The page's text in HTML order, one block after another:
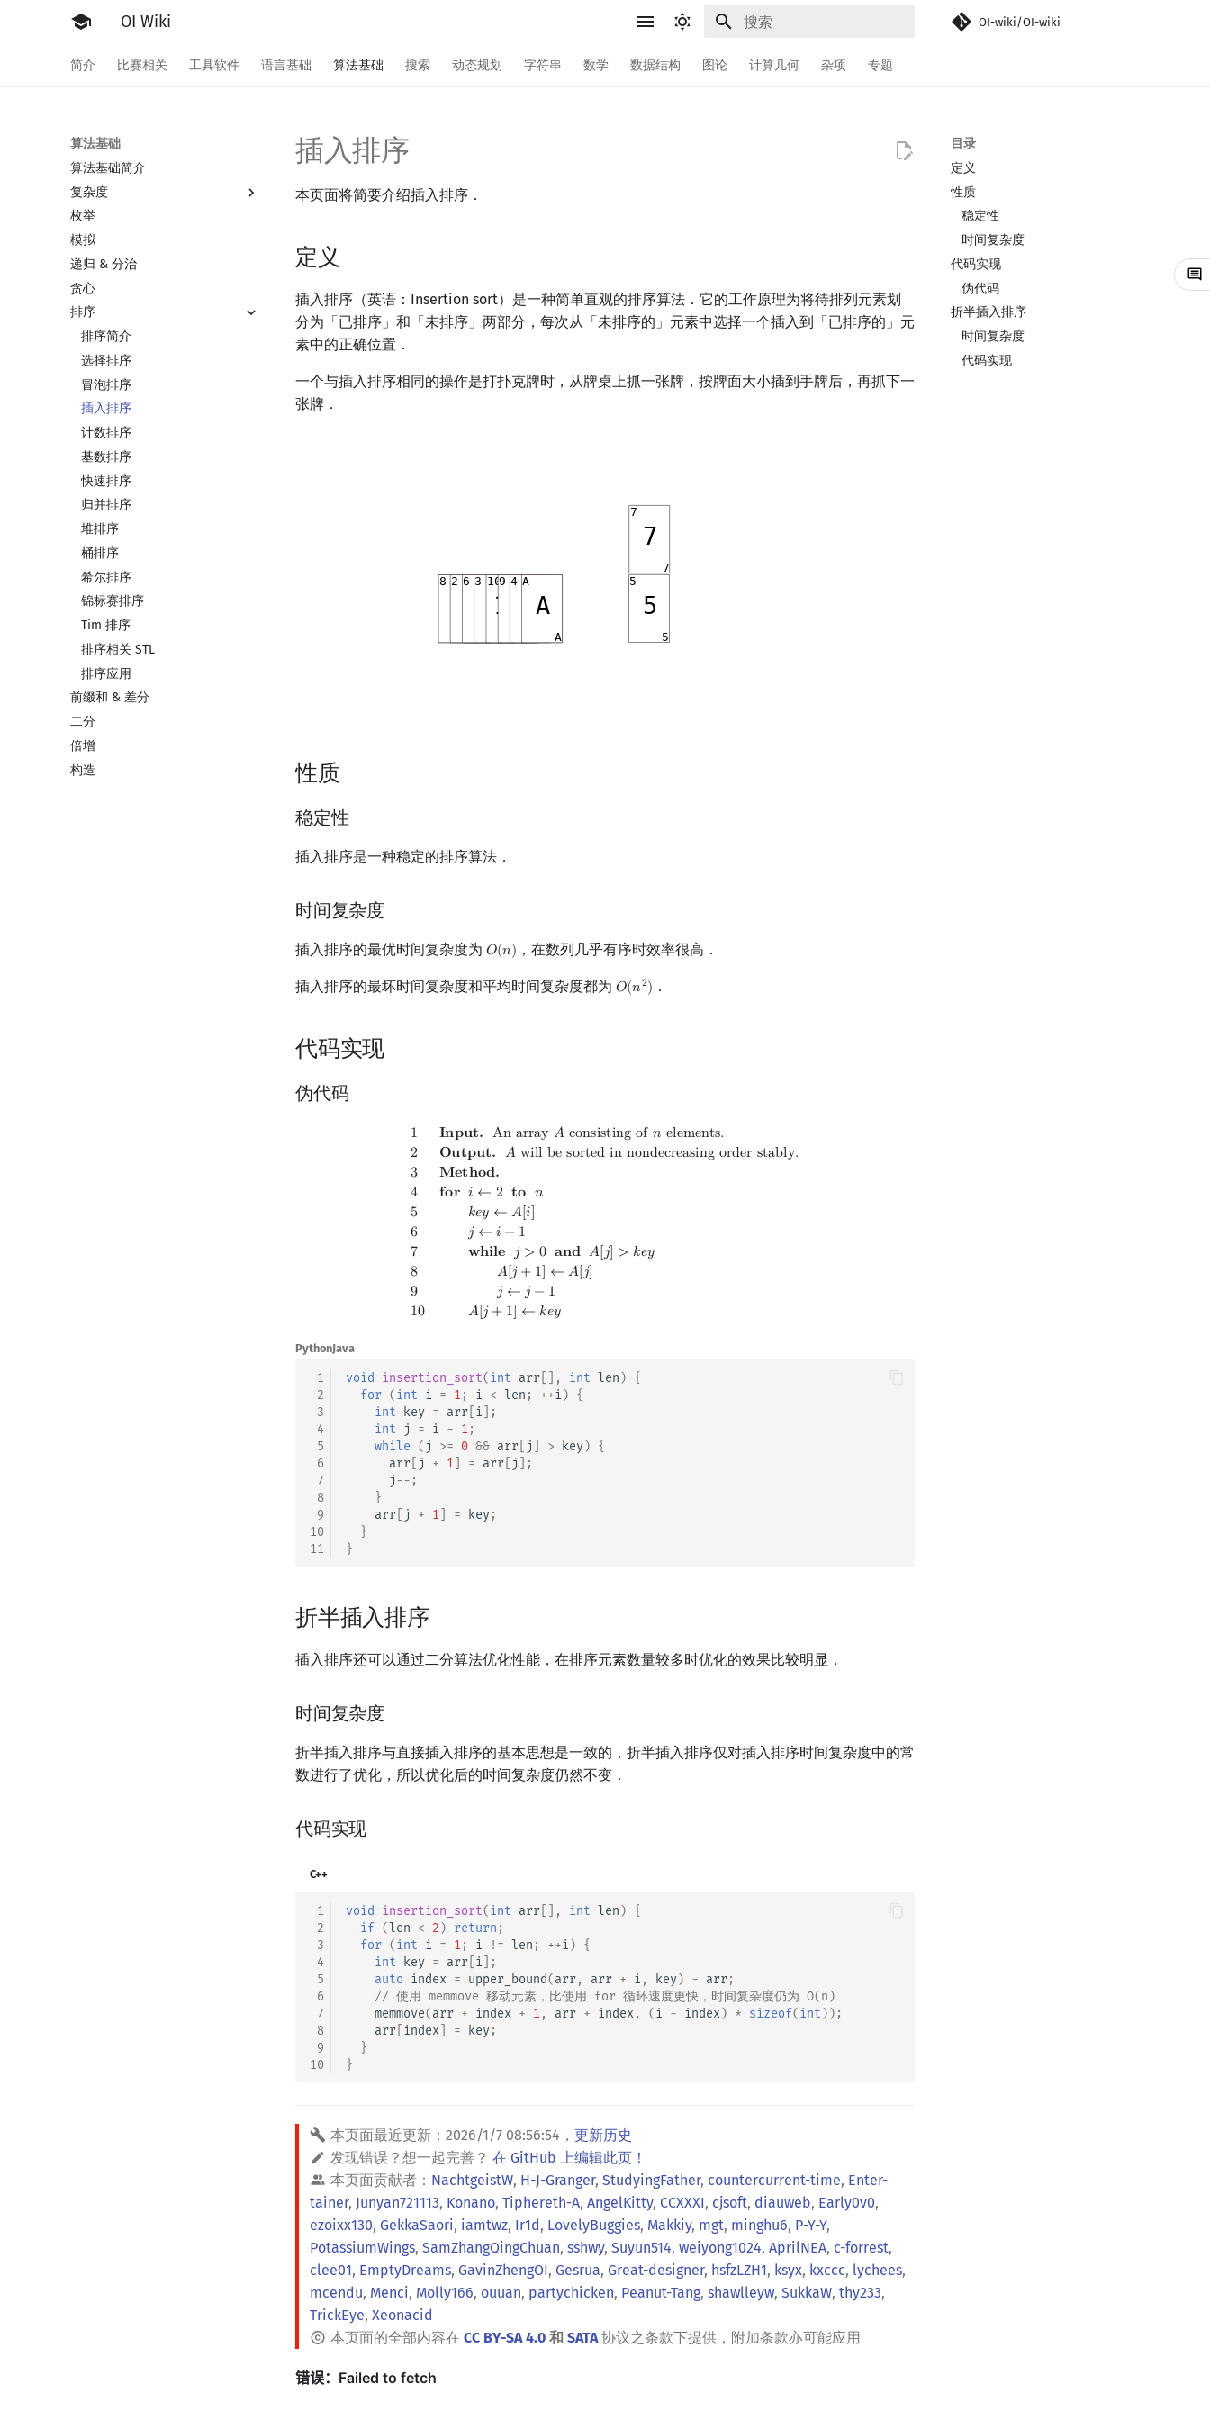
OI Wiki OI-wiki/OI-wiki
简介 比赛相关 工具软件 语言基础 算法基础 搜索 动态规划 字符串 数学 数据结构 图论 计算几何 杂项 专题
算法基础
算法基础简介
复杂度
复杂度简介
均摊复杂度
枚举
模拟
递归 & 分治
贪心
排序
排序简介
选择排序
冒泡排序
插入排序
计数排序
基数排序
快速排序
归并排序
堆排序
桶排序
希尔排序
锦标赛排序
Tim 排序
排序相关 STL
排序应用
前缀和 & 差分
二分
倍增
构造
目录
定义
性质
稳定性
时间复杂度
代码实现
伪代码
折半插入排序
时间复杂度
代码实现
插入排序
本页面将简要介绍插入排序．
定义
插入排序（英语：Insertion sort）是一种简单直观的排序算法．它的工作原理为将待排列元素划
分为「已排序」和「未排序」两部分，每次从「未排序的」元素中选择一个插入到「已排序的」元
素中的正确位置．
一个与插入排序相同的操作是打扑克牌时，从牌桌上抓一张牌，按牌面大小插到手牌后，再抓下一
张牌．
性质
稳定性
插入排序是一种稳定的排序算法．
时间复杂度
插入排序的最优时间复杂度为 𝑂(𝑛)
O(n) ，在数列几乎有序时效率很高．
插入排序的最坏时间复杂度和平均时间复杂度都为 𝑂(𝑛2)
O(n2) ．
代码实现
伪代码
1 𝐈𝐧𝐩𝐮𝐭. An array 𝐴 consisting of 𝑛 elements.
2
𝐎𝐮𝐭𝐩𝐮𝐭. 𝐴 will be sorted in nondecreasing order stably.
3
𝐌𝐞𝐭𝐡𝐨𝐝.
4
𝐟𝐨𝐫 𝑖 ← 2 𝐭𝐨 𝑛
5
𝑘𝑒𝑦 ← 𝐴[𝑖]
6
𝑗 ← 𝑖 − 1
7
𝐰𝐡𝐢𝐥𝐞 𝑗 > 0 𝐚𝐧𝐝 𝐴[𝑗] > 𝑘𝑒𝑦
8
𝐴[𝑗 + 1] ← 𝐴[𝑗]
9
𝑗 ← 𝑗 − 1
10 𝐴[𝑗 + 1] ← 𝑘𝑒𝑦
consisting ofnelements.2Output. Awill be sorted in nondecreasing order stably.
PythonJava
1
2
3
4
5
6
7
8
9
10
11
void insertion_sort(int arr [], int len) {
for (int i = 1 ; i < len ; ++i) {
int
key = arr i ];
int
j = i - 1 ;
while ( j >= 0 && arr j > key) {
arr j + 1 = arr j
];
j-- ;
}
arr j + 1 = key;
}
}
折半插入排序
插入排序还可以通过二分算法优化性能，在排序元素数量较多时优化的效果比较明显．
时间复杂度
折半插入排序与直接插入排序的基本思想是一致的，折半插入排序仅对插入排序时间复杂度中的常
数进行了优化，所以优化后的时间复杂度仍然不变．
代码实现
C++
1
2
3
4
5
6
7
8
9
10
void insertion_sort(int arr [], int len) {
if (len < 2) return ;
for (int i = 1 ; i != len ; ++i) {
int
key = arr i ];
auto index = upper_bound(arr, arr + i , key) - arr;
// 使用 memmove 移动元素，比使用 for 循环速度更快，时间复杂度仍为 O(n)
memmove(arr + index + 1 , arr + index, (i - index) * sizeof(int));
arr index = key;
}
}
本页面最近更新： 2026/1/7 08:56:54 ， 更新历史
发现错误？想一起完善？ 在 GitHub 上编辑此页！
本页面贡献者： NachtgeistW, H-J-Granger, StudyingFather, countercurrent-time, Enter-
tainer, Junyan721113, Konano, Tiphereth-A, AngelKitty, CCXXXI, cjsoft, diauweb, Early0v0,
ezoixx130, GekkaSaori, iamtwz, Ir1d, LovelyBuggies, Makkiy, mgt, minghu6, P-Y-Y,
PotassiumWings, SamZhangQingChuan, sshwy, Suyun514, weiyong1024, AprilNEA, c-forrest,
clee01, EmptyDreams, GavinZhengOI, Gesrua, Great-designer, hsfzLZH1, ksyx, kxccc, lychees,
mcendu, Menci, Molly166, ouuan, partychicken, Peanut-Tang, shawlleyw, SukkaW, thy233,
TrickEye, Xeonacid
本页面的全部内容在 CC BY-SA 4.0 和 SATA协议之条款下提供，附加条款亦可能应用